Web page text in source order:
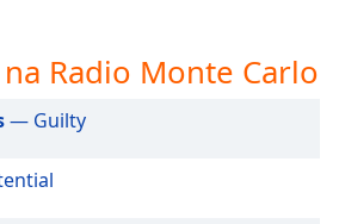
Radio Monte Carlo
— Guilty